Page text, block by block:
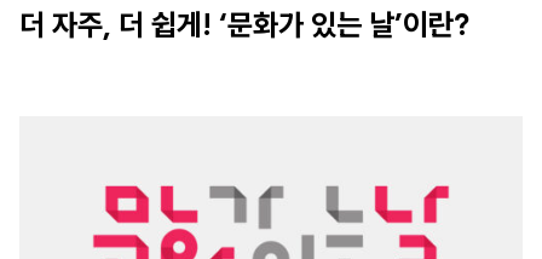
더 자주, 더 쉽게! ‘문화가 있는 날’이란?